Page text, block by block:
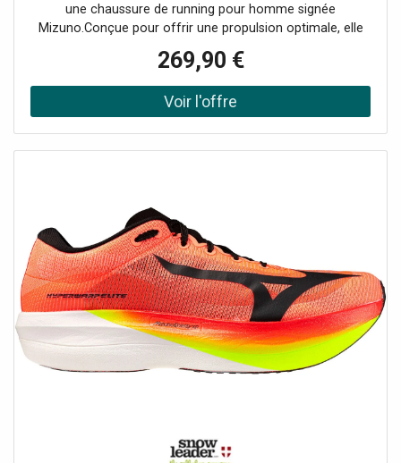
une chaussure de running pour homme signée
Mizuno.Conçue pour offrir une propulsion optimale, elle
intègre une plaque de carbone sur toute la longueur qui
augmente la rigidité à la flexion et dynamise chaque
foulée. Sa plaque Smooth Speed Plate s’adapte
parfaitement à votre foulée pour un confort personnalisé
et une efficacité maximale.La tige en textile respirant et
légèreté et la réactivité, et une couche inférieure en TPEE
pour le soutien et la fermeté, garantissant un retour
d’énergie explosif et une foulée douce et stable.La
semelle extérieure en gomme G3 offre une adhérence
exceptionnelle sur l’asphalte, tout en étant légère pour ne
pas freiner votre vitesse. Enfin, la technologie Mizuno
Wave assure un amorti et une stabilité remarquables en
répartissant parfaitement les impacts à chaque
appui.L’Hyperwarp Elite est idéale pour les coureurs
269,90 €